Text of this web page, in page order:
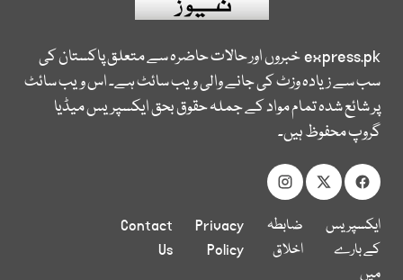
express.pkخبروں اور حالات حاضرہ سے متعلق پاکستان کی
سب سے زیادہ وزٹ کی جانے والی ویب سائٹ ہے۔ اس ویب سائٹ
پر شائع شدہ تمام مواد کے جملہ حقوق بحق ایکسپریس میڈیا
گروپ محفوظ ہیں۔
ایکسپریس
کے بارے
میں
ضابطہ
اخلاق
Privacy
Policy
Contact
Us